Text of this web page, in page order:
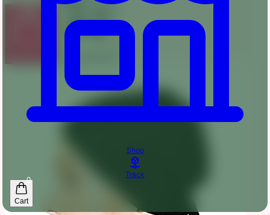
Shop
Track
0
Cart